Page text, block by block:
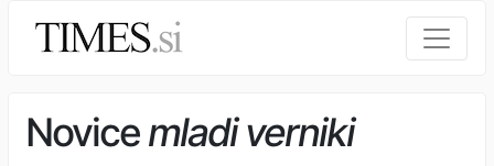
Novicemladi verniki